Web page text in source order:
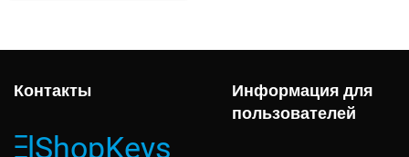
Контакты
Информация для
пользователей